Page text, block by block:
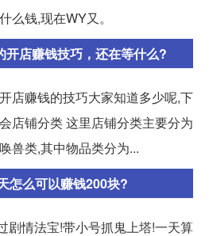
么钱,现在WY又。
开店赚钱技巧，还在等什么?
店赚钱的技巧大家知道多少呢,下
店铺分类 这里店铺分类主要分为
兽类,其中物品类分为...
怎么可以赚钱200块?
剧情法宝!带小号抓鬼上塔!一天算